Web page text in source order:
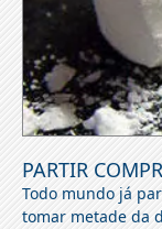
PARTIR
Todo mundo já
tomar metade da